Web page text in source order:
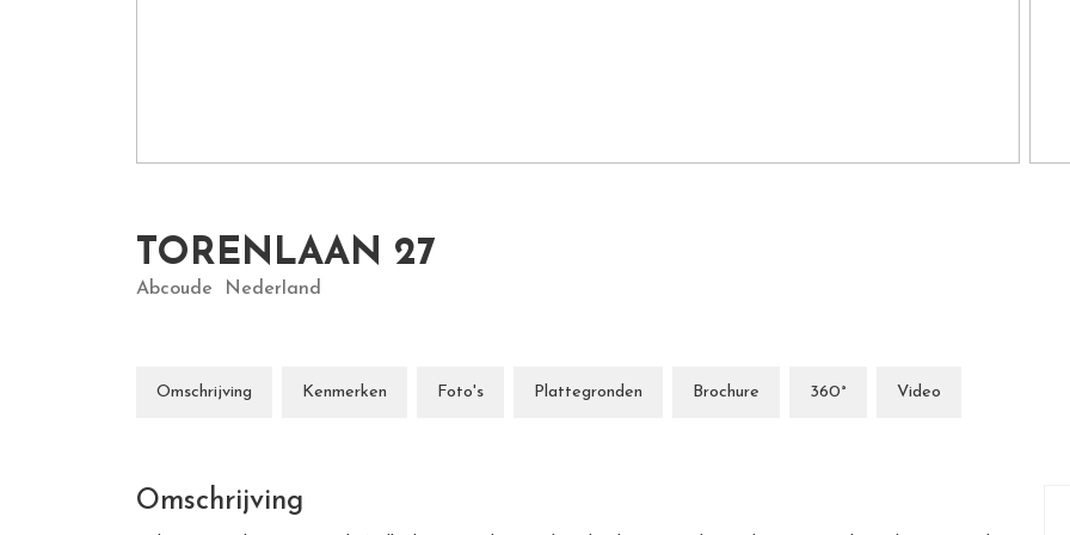
TORENLAAN 27
Abcoude Nederland
Omschrijving Kenmerken Foto's Plattegronden Brochure 360° Video
Omschrijving